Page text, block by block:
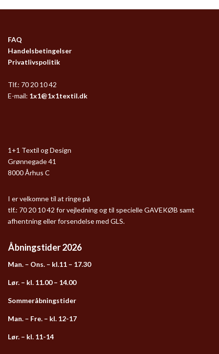
FAQ
Handelsbetingelser
Privatlivspolitik
Tlf.: 70 20 10 42
E-mail: 1x1@1x1textil.dk
1+1 Textil og Design
Grønnegade 41
8000 Århus C
I er velkomne til at ringe på
tlf.: 70 20 10 42 for vejledning og til specielle GAVEKØB samt
afhentning eller forsendelse med GLS.
Åbningstider 2026
Man. – Ons. – kl.11 – 17.30
Lør. – kl. 11.00 – 14.00
Sommeråbningstider
Man. – Fre. – kl. 12-17
Lør. – kl. 11-14